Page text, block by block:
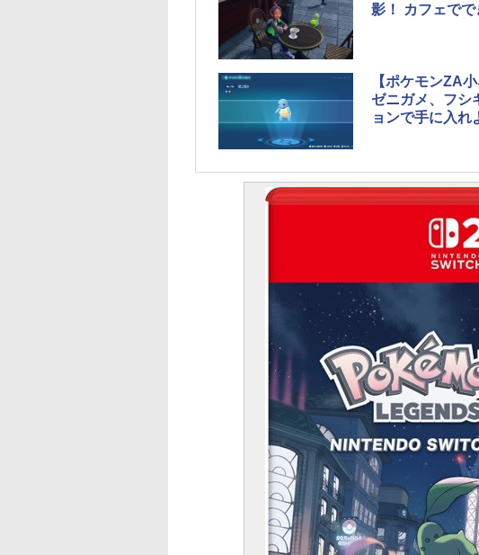
影！ カフェで
【ポケモンZA
ゼニガメ、フシ
ョンで手に入れ